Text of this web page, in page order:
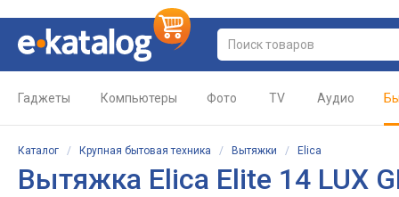
Гаджеты Компьютеры Фото TV Аудио
Каталог / Крупная бытовая техника / Вытяжки / Elica
Вытяжка Elica Elite 14 LUX